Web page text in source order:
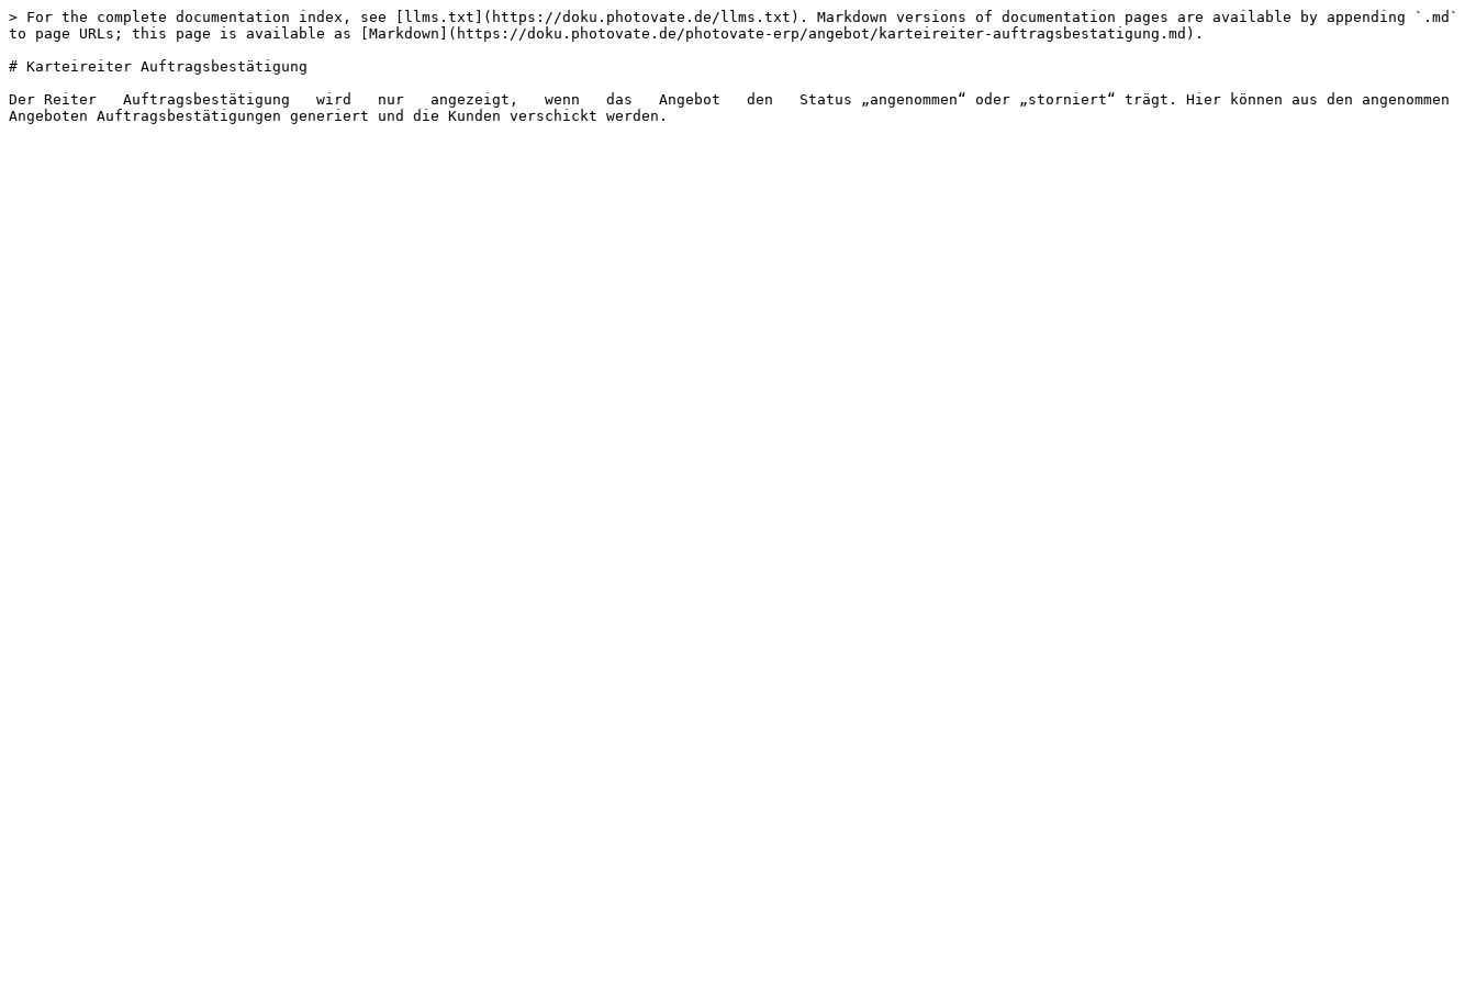
> For the complete documentation index, see [llms.txt](https://doku.photovate.de/llms.txt). Markdown versions of documentation pages are available by appending `.md`
to page URLs; this page is available as [Markdown](https://doku.photovate.de/photovate-erp/angebot/karteireiter-auftragsbestatigung.md).
# Karteireiter Auftragsbestätigung
Der Reiter   Auftragsbestätigung   wird   nur   angezeigt,   wenn   das   Angebot   den   Status „angenommen“ oder „storniert“ trägt. Hier können aus den angenommen